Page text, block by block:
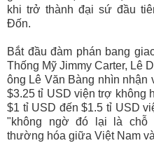
khi trở thành đại sứ đầu
Ðốn.
Bắt đầu đàm phán bang
Thống Mỹ Jimmy Carter, Lê
ông Lê Văn Bàng nhìn nhận
$3.25 tỉ USD viện trợ không
$1 tỉ USD đến $1.5 tỉ USD
"không ngờ đó lại là chỗ
thường hóa giữa Việt Nam